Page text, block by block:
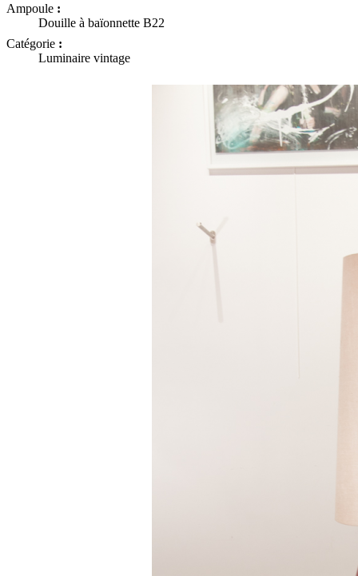
Ampoule :
Douille à baïonnette B22
Catégorie :
Luminaire vintage